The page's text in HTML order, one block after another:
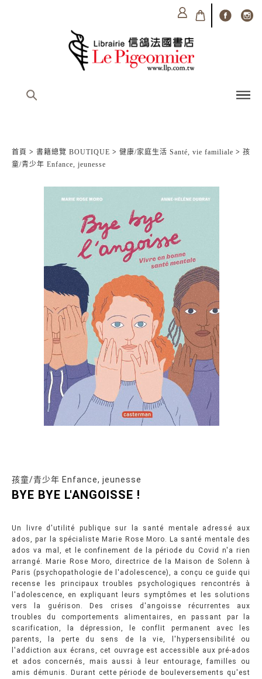
首頁 > 書籍總覽 BOUTIQUE > 健康/家庭生活 Santé, vie familiale > 孩
童/青少年 Enfance, jeunesse
孩童/青少年 Enfance, jeunesse
BYE BYE L'ANGOISSE !
Un livre d'utilité publique sur la santé mentale adressé aux
ados, par la spécialiste Marie Rose Moro. La santé mentale des
ados va mal, et le confinement de la période du Covid n'a rien
arrangé. Marie Rose Moro, directrice de la Maison de Solenn à
Paris (psychopathologie de l'adolescence), a conçu ce guide qui
recense les principaux troubles psychologiques rencontrés à
l'adolescence, en expliquant leurs symptômes et les solutions
vers la guérison. Des crises d'angoisse récurrentes aux
troubles du comportements alimentaires, en passant par la
scarification, la dépression, le conflit permanent avec les
parents, la perte du sens de la vie, l'hypersensibilité ou
l'addiction aux écrans, cet ouvrage est accessible aux pré-ados
et ados concernés, mais aussi à leur entourage, familles ou
amis démunis. Durant cette période de bouleversements qu'est